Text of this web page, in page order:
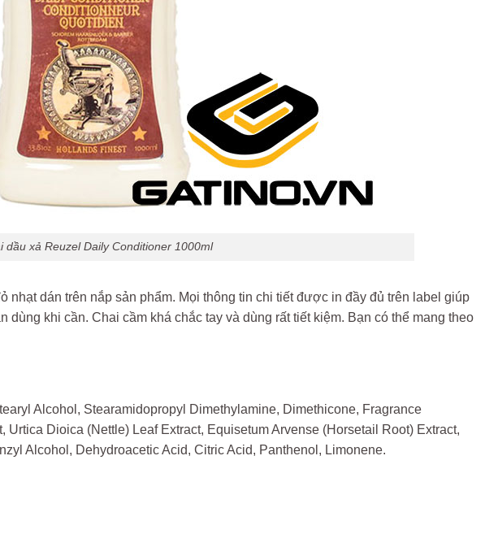
dầu xả Reuzel Daily Conditioner 1000ml
nhạt dán trên nắp sản phẩm. Mọi thông tin chi tiết được in đầy đủ trên label giúp
dùng khi cần. Chai cầm khá chắc tay và dùng rất tiết kiệm. Bạn có thể mang theo
Alcohol, Stearamidopropyl Dimethylamine, Dimethicone, Fragrance
Dioica (Nettle) Leaf Extract, Equisetum Arvense (Horsetail Root) Extract,
Alcohol, Dehydroacetic Acid, Citric Acid, Panthenol, Limonene.